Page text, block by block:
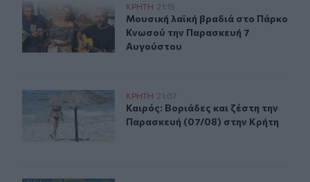
Μουσική λαϊκή βραδιά στο Πάρκο Κνωσού την
ΚΡΗΤΗ 21:15
Μουσική λαϊκή βραδιά στο
Μουσική λαϊκή βραδιά στο Πάρκο
Κνωσού την Παρασκευή 7
Αυγούστου
Καιρός: Βοριάδες και ζέστη την Παρασκευή (07/08)
ΚΡΗΤΗ 21:07
Καιρός: Βοριάδες και ζέστη την
Καιρός: Βοριάδες και ζέστη την
Παρασκευή (07/08) στην Κρήτη